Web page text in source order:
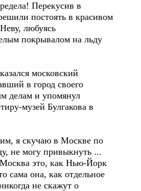
Перекусив в
постоять в красивом
любуясь
покрывалом на льду
московский
в город своего
делам и упомянул
музей Булгакова в
я скучаю в Москве по
не могу привыкнуть ...
это, как Нью-Йорк
сама она, как отдельное
не скажут о